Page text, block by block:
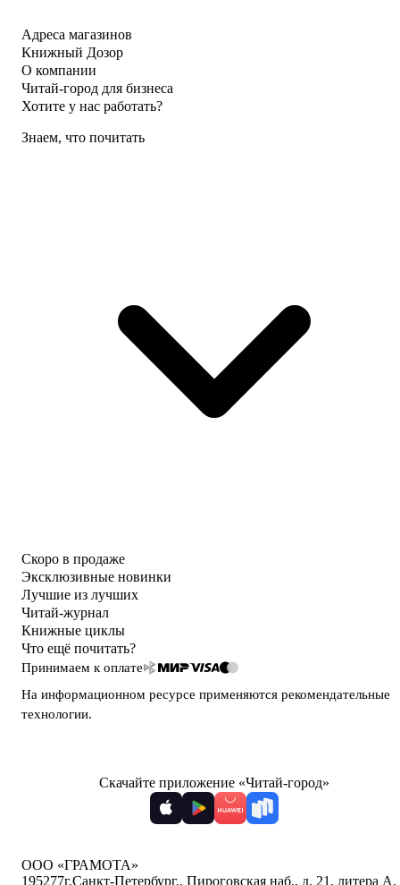
Адреса магазинов
Книжный Дозор
О компании
Читай-город для бизнеса
Хотите у нас работать?
Знаем, что почитать
Скоро в продаже
Эксклюзивные новинки
Лучшие из лучших
Читай-журнал
Книжные циклы
Что ещё почитать?
Принимаем к оплате
На информационном ресурсе применяются рекомендательные
технологии.
Скачайте приложение «Читай-город»
ООО «ГРАМОТА»
195277г.Санкт-Петербург,, Пироговская наб., д. 21, литера А,